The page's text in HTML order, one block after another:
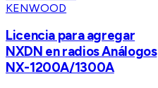
KENWOOD
Licencia para agregar
NXDN en radios Análogos
NX-1200A/1300A